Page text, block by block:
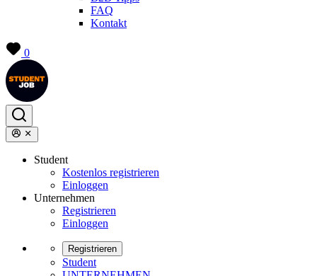
FAQ
Kontakt
0
Student
Kostenlos registrieren
Einloggen
Unternehmen
Registrieren
Einloggen
Registrieren
Student